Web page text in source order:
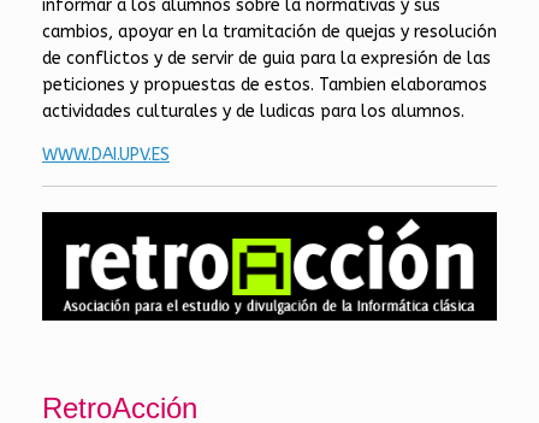
informar a los alumnos sobre la normativas y sus
cambios, apoyar en la tramitación de quejas y resolución
de conflictos y de servir de guia para la expresión de las
peticiones y propuestas de estos. Tambien elaboramos
actividades culturales y de ludicas para los alumnos.
WWW.DAI.UPV.ES
RetroAcción